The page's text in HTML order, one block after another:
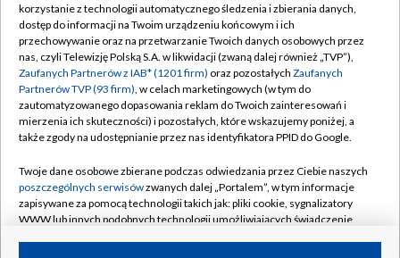
TVP
Abonament TVP
Emisja w TVP
Centrum informacji TVP
Naziemna Telewizja Cyfrowa
Rada Programowa
System NOS
Informacje o nadawcy
Regulamin TVP
Polityka prywatności
Moje zgody
Pomoc
Kontakt
Kanały
korzystanie z technologii automatycznego śledzenia i zbierania danych,
dostęp do informacji na Twoim urządzeniu końcowym i ich
przechowywanie oraz na przetwarzanie Twoich danych osobowych przez
nas, czyli Telewizję Polską S.A. w likwidacji (zwaną dalej również „TVP”),
Zaufanych Partnerów z IAB* (1201 firm) oraz pozostałych Zaufanych
Partnerów TVP (93 firm), w celach marketingowych (w tym do
zautomatyzowanego dopasowania reklam do Twoich zainteresowań i
mierzenia ich skuteczności) i pozostałych, które wskazujemy poniżej, a
także zgody na udostępnianie przez nas identyfikatora PPID do Google.
Twoje dane osobowe zbierane podczas odwiedzania przez Ciebie naszych
poszczególnych serwisówzwanych dalej „Portalem”, w tym informacje
zapisywane za pomocą technologii takich jak: pliki cookie, sygnalizatory
WWW lub innych podobnych technologii umożliwiających świadczenie